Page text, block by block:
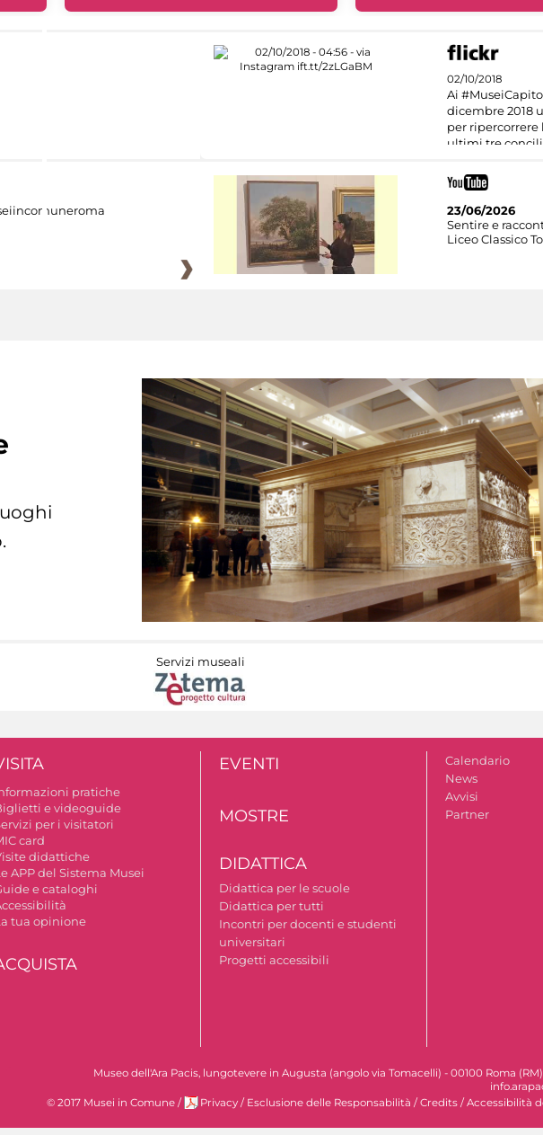
02/10/2018
Ai
dicembre 2018
per ripercorrere
ultimi tre concili
23/06/2026
Sentire e
Liceo Classico
Servizi museali
pratiche
e videoguide
per i visitatori
card
didattiche
APP del Sistema Musei
e cataloghi
tua opinione
EVENTI
MOSTRE
DIDATTICA
Didattica per le scuole
Didattica per tutti
Incontri per docenti e studenti
universitari
Progetti accessibili
Calendario
News
Avvisi
Partner
Museo dell'Ara Pacis, lungotevere in Augusta (angolo via Tomacelli) - 00100 Roma
© 2017 Musei in Comune / Privacy / Esclusione delle Responsabilità /Credits /Accessibilità